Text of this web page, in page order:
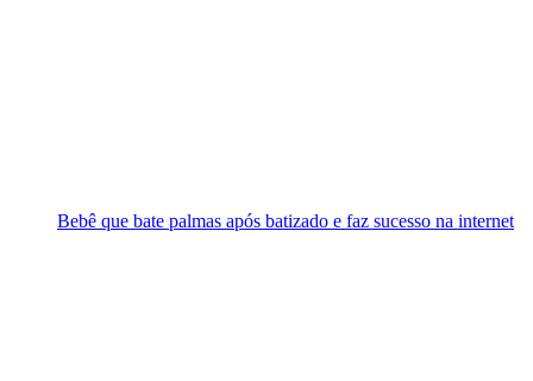
Bebê que bate palmas após batizado e faz sucesso na internet